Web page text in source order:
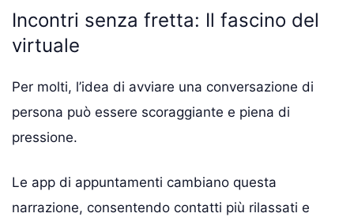
Incontri senza fretta: Il fascino del
virtuale
Per molti, l’idea di avviare una conversazione di
persona può essere scoraggiante e piena di
pressione.
Le app di appuntamenti cambiano questa
narrazione, consentendo contatti più rilassati e